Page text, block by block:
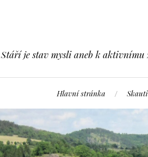
Stáří je stav mysli aneb k
Hlavní stránka